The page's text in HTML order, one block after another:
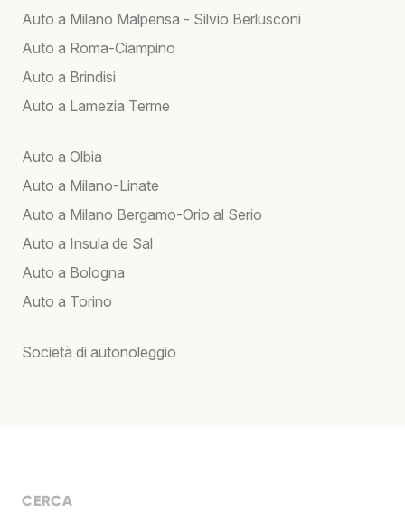
Auto a Milano Malpensa - Silvio Berlusconi
Auto a Roma-Ciampino
Auto a Brindisi
Auto a Lamezia Terme
Auto a Olbia
Auto a Milano-Linate
Auto a Milano Bergamo-Orio al Serio
Auto a Insula de Sal
Auto a Bologna
Auto a Torino
Società di autonoleggio
CERCA